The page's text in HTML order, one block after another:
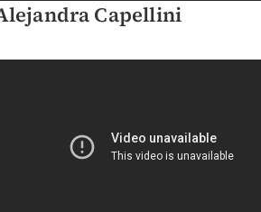
Capellini